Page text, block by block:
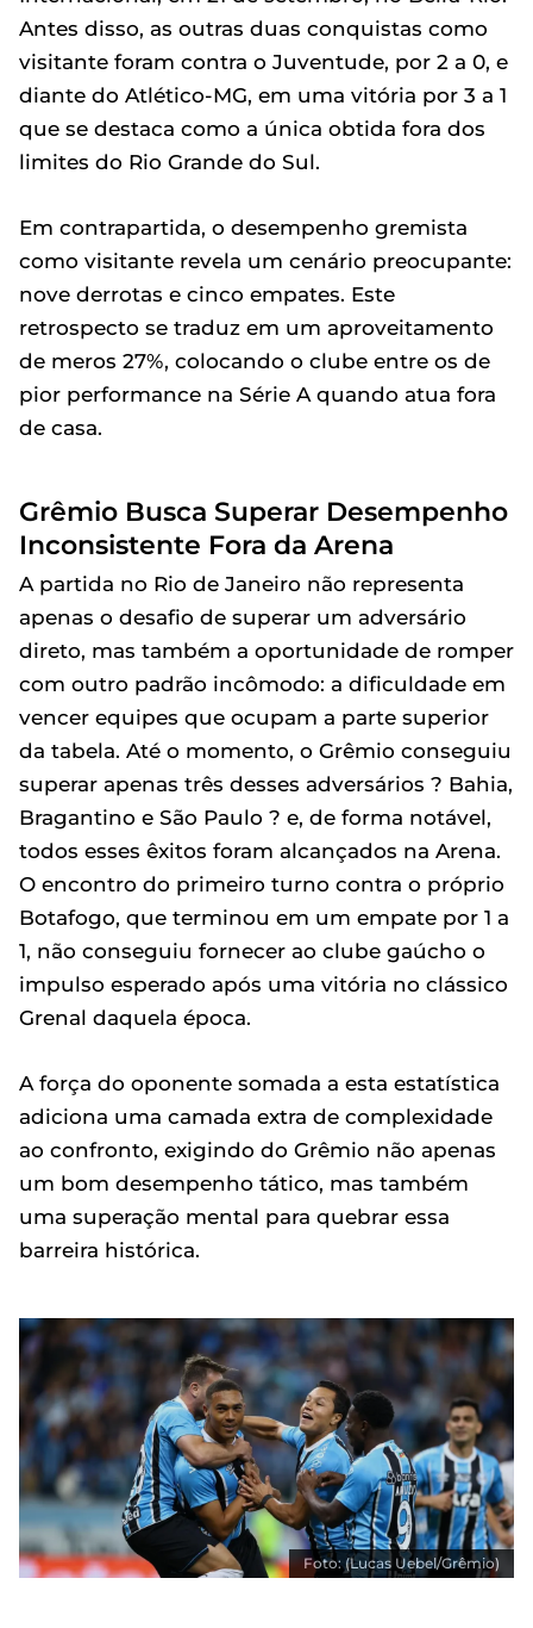
Antes disso, as outras duas conquistas como
visitante foram contra o Juventude, por 2 a 0, e
diante do Atlético-MG, em uma vitória por 3 a 1
que se destaca como a única obtida fora dos
limites do Rio Grande do Sul.
Em contrapartida, o desempenho gremista
como visitante revela um cenário preocupante:
nove derrotas e cinco empates. Este
retrospecto se traduz em um aproveitamento
de meros 27%, colocando o clube entre os de
pior performance na Série A quando atua fora
de casa.
Grêmio Busca Superar Desempenho
Inconsistente Fora da Arena
A partida no Rio de Janeiro não representa
apenas o desafio de superar um adversário
direto, mas também a oportunidade de romper
com outro padrão incômodo: a dificuldade em
vencer equipes que ocupam a parte superior
da tabela. Até o momento, o Grêmio conseguiu
superar apenas três desses adversários ? Bahia,
Bragantino e São Paulo ? e, de forma notável,
todos esses êxitos foram alcançados na Arena.
O encontro do primeiro turno contra o próprio
Botafogo, que terminou em um empate por 1 a
1, não conseguiu fornecer ao clube gaúcho o
impulso esperado após uma vitória no clássico
Grenal daquela época.
A força do oponente somada a esta estatística
adiciona uma camada extra de complexidade
ao confronto, exigindo do Grêmio não apenas
um bom desempenho tático, mas também
uma superação mental para quebrar essa
barreira histórica.
Foto: (Lucas Uebel/Grêmio)